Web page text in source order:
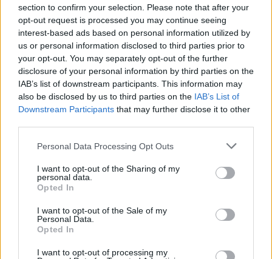
section to confirm your selection. Please note that after your
opt-out request is processed you may continue seeing
interest-based ads based on personal information utilized by
us or personal information disclosed to third parties prior to
your opt-out. You may separately opt-out of the further
disclosure of your personal information by third parties on the
IAB’s list of downstream participants. This information may
also be disclosed by us to third parties on the IAB’s List of
Downstream Participants that may further disclose it to other
Please note that this website/app uses one or more Google
not limited to your visit or usage behaviour. You may click to
grant or deny consent to Google and its third-party tags to
use your data for below specified purposes in below Google
consent section.
Personal Data Processing Opt Outs
I want to opt-out of the Sharing of my
personal data.
Opted In
I want to opt-out of the Sale of my
Personal Data.
Opted In
I want to opt-out of processing my
«Όλα τα χρόνια που η εκκλησία λειτουργούσε
ήμουν παρούσα. Τι να σας πω; Όταν έκλεισε ένιωσα
πραγματικά να κλείνει η πόρτα του πατέρα μου,
γιατί εκεί πήγαινα και συναντούσα τον ουράνιο
πατέρα μου» συμπλήρωσε η οπαδός.
Μόλις ο πάστορας Ανδρέας κατηγορήθηκε για
σεξουαλικά σκάνδαλα και διέφυγε στο εξωτερικό,
Χάρη της Θεσσαλονίκης με το περιβόητο άγγιγμα.
«Εγώ προσωπικά έχω πάρα πολύ ευεργετηθεί και
από τον κύριο Χάρη με προσευχές που ποτέ δε μου